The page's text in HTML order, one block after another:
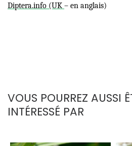
Diptera.info (UK – en anglais)
VOUS POURREZ AUSSI
INTÉRESSÉ PAR